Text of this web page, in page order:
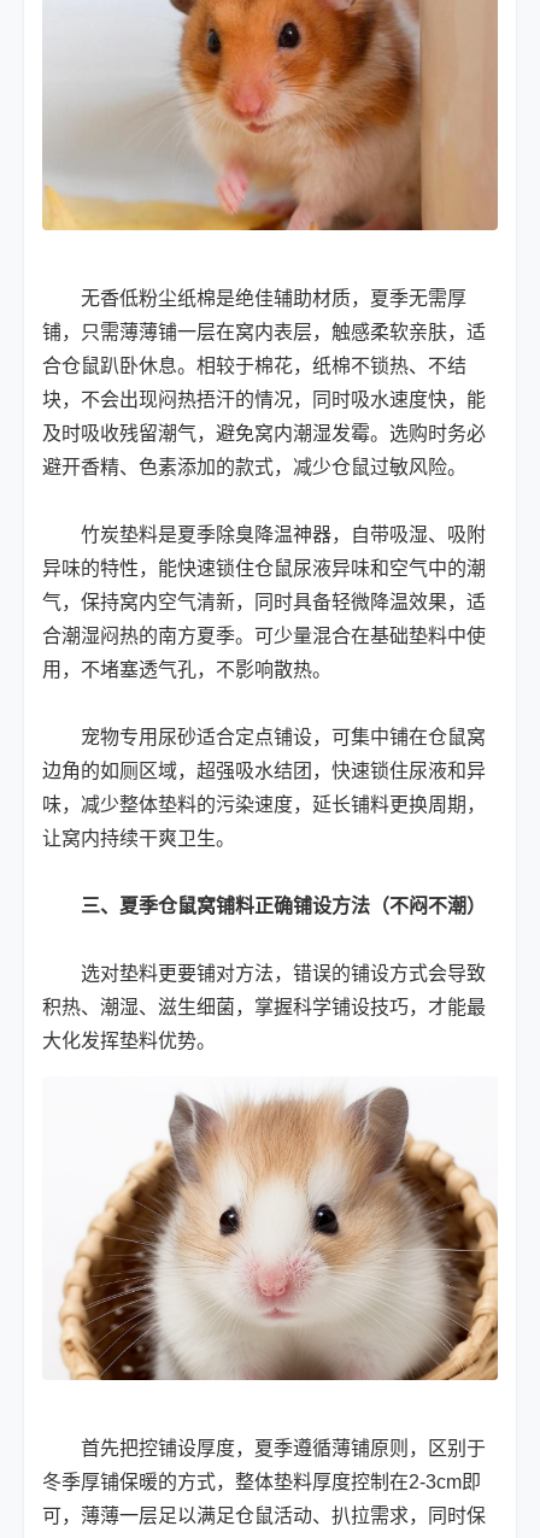
无香低粉尘纸棉是绝佳辅助材质，夏季无需厚
铺，只需薄薄铺一层在窝内表层，触感柔软亲肤，适
合仓鼠趴卧休息。相较于棉花，纸棉不锁热、不结
块，不会出现闷热捂汗的情况，同时吸水速度快，能
及时吸收残留潮气，避免窝内潮湿发霉。选购时务必
避开香精、色素添加的款式，减少仓鼠过敏风险。
竹炭垫料是夏季除臭降温神器，自带吸湿、吸附
异味的特性，能快速锁住仓鼠尿液异味和空气中的潮
气，保持窝内空气清新，同时具备轻微降温效果，适
合潮湿闷热的南方夏季。可少量混合在基础垫料中使
用，不堵塞透气孔，不影响散热。
宠物专用尿砂适合定点铺设，可集中铺在仓鼠窝
边角的如厕区域，超强吸水结团，快速锁住尿液和异
味，减少整体垫料的污染速度，延长铺料更换周期，
让窝内持续干爽卫生。
三、夏季仓鼠窝铺料正确铺设方法（不闷不潮）
选对垫料更要铺对方法，错误的铺设方式会导致
积热、潮湿、滋生细菌，掌握科学铺设技巧，才能最
大化发挥垫料优势。
首先把控铺设厚度，夏季遵循薄铺原则，区别于
冬季厚铺保暖的方式，整体垫料厚度控制在2-3cm即
可，薄薄一层足以满足仓鼠活动、扒拉需求，同时保